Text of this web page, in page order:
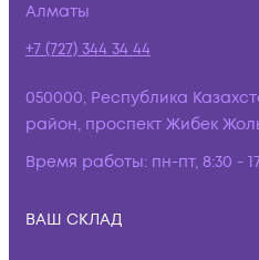
Алматы
+7 (727) 344 34 44
050000, Республика
район, проспект Жибек
Время работы: пн-пт, 8:30 -
ВАШ СКЛАД